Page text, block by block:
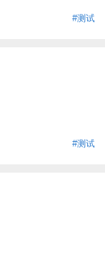
#测试
#测试